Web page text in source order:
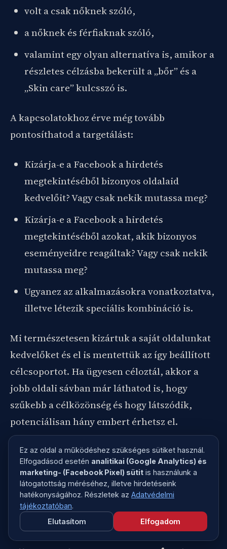
volt a csak nőknek szóló,
a nőknek és férfiaknak szóló,
valamint egy olyan alternatíva is, amikor a
részletes célzásba bekerült a „bőr” és a
„Skin care” kulcsszó is.
A kapcsolatokhoz érve még tovább
pontosíthatod a targetálást:
Kizárja-e a Facebook a hirdetés
megtekintéséből bizonyos oldalaid
kedvelőit? Vagy csak nekik mutassa meg?
Kizárja-e a Facebook a hirdetés
megtekintéséből azokat, akik bizonyos
eseményeidre reagáltak? Vagy csak nekik
mutassa meg?
Ugyanez az alkalmazásokra vonatkoztatva,
illetve létezik speciális kombináció is.
Mi természetesen kizártuk a saját oldalunkat
kedvelőket és el is mentettük az így beállított
célcsoportot. Ha ügyesen céloztál, akkor a
jobb oldali sávban már láthatod is, hogy
szűkebb a célközönség és hogy látszódik,
potenciálisan hány embert érhetsz el.
Lejjebb görgetve a napi elérést is látjátok:
Ezek a sarokszámok értelemszerűen annak
megfelelően változnak, hogy eddig milyen
célzásokat eszközöltetek.
Ez az oldal a működéshez szükséges sütiket használ.
Elfogadásod esetén analitikai (Google Analytics) és
marketing- (Facebook Pixel) sütit is használunk a
látogatottság méréséhez, illetve hirdetéseink
hatékonyságához. Részletek az Adatvédelmi
tájékoztatóban.
Elutasítom
Elfogadom